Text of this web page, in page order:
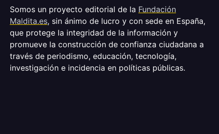
Somos un proyecto editorial de la Fundación
Maldita.es, sin ánimo de lucro y con sede en España,
que protege la integridad de la información y
promueve la construcción de confianza ciudadana a
través de periodismo, educación, tecnología,
investigación e incidencia en políticas públicas.